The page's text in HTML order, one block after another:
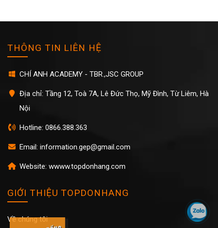
THÔNG TIN LIÊN HỆ
CHÍ ANH ACADEMY - TBR.,JSC GROUP
Địa chỉ: Tầng 12, Toà 7A, Lê Đức Thọ, Mỹ Đình, Từ Liêm, Hà
Nội
Hotline: 0866.388.363
Email: information.gep@gmail.com
Website: wwww.topdonhang.com
GIỚI THIỆU TOPDONHANG
Về chúng tôi